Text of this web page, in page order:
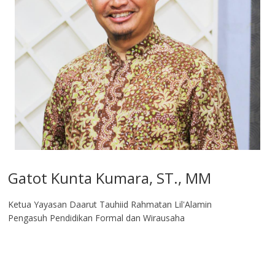
Gatot Kunta Kumara, ST., MM
Ketua Yayasan Daarut Tauhiid Rahmatan Lil'Alamin
Pengasuh Pendidikan Formal dan Wirausaha